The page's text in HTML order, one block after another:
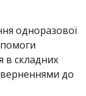
одноразової
в складних
до